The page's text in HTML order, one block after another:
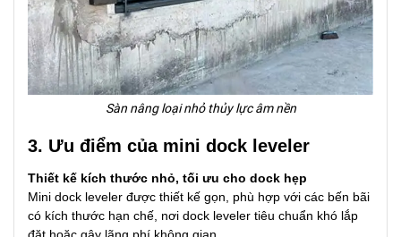
Sàn nâng loại nhỏ thủy lực âm nền
3. Ưu điểm của mini dock leveler
Thiết kế kích thước nhỏ, tối ưu cho dock hẹp
Mini dock leveler được thiết kế gọn, phù hợp với các bến bãi
có kích thước hạn chế, nơi dock leveler tiêu chuẩn khó lắp